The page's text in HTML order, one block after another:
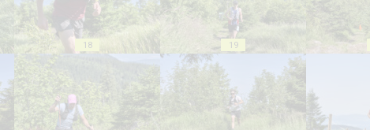
18 19